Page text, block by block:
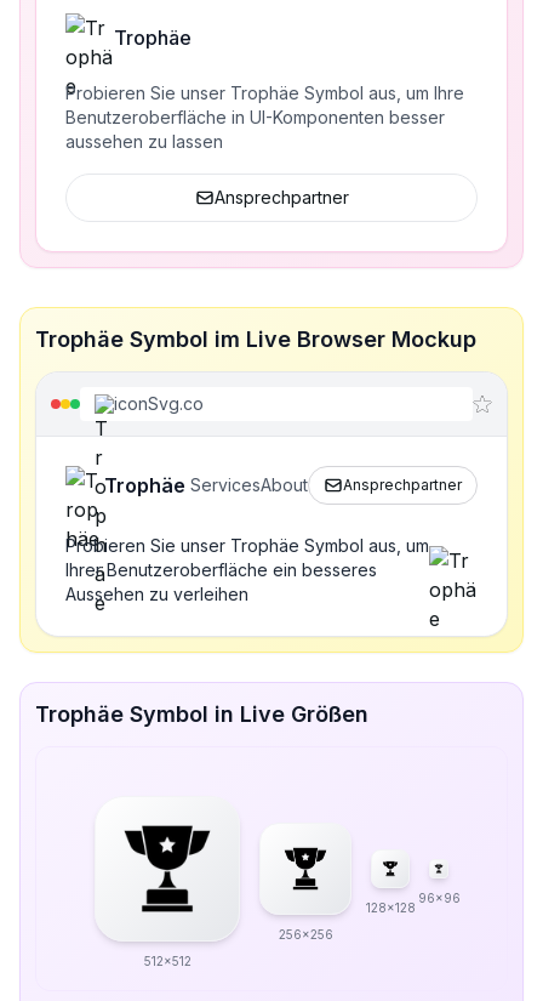
Trophäe
Probieren Sie unser Trophäe Symbol aus, um Ihre
Benutzeroberfläche in UI-Komponenten besser
aussehen zu lassen
Ansprechpartner
Trophäe Symbol im Live Browser Mockup
iconSvg.co
Trophäe ServicesAbout Ansprechpartner
Probieren Sie unser Trophäe Symbol aus, um
Ihrer Benutzeroberfläche ein besseres
Aussehen zu verleihen
Trophäe Symbol in Live Größen
512x512
256x256
128x128
96x96